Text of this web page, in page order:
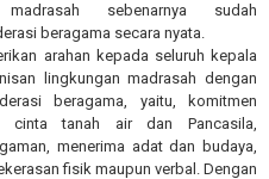
sebenarnya sudah
beragama secara nyata.
arahan kepada seluruh kepala
lingkungan madrasah dengan
beragama, yaitu, komitmen
cinta tanah air dan Pancasila,
menerima adat dan budaya,
fisik maupun verbal. Dengan